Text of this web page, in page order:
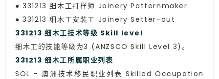
● 331213 细木工打样师 Joinery Patternmaker
● 331213 细木工安装工 Joinery Setter-out
331213 细木工技术等级 Skill level
细木工的技能等级为3 (ANZSCO Skill Level 3)。
331213 细木工所属职业列表
SOL – 澳洲技术移民职业列表 Skilled Occupation